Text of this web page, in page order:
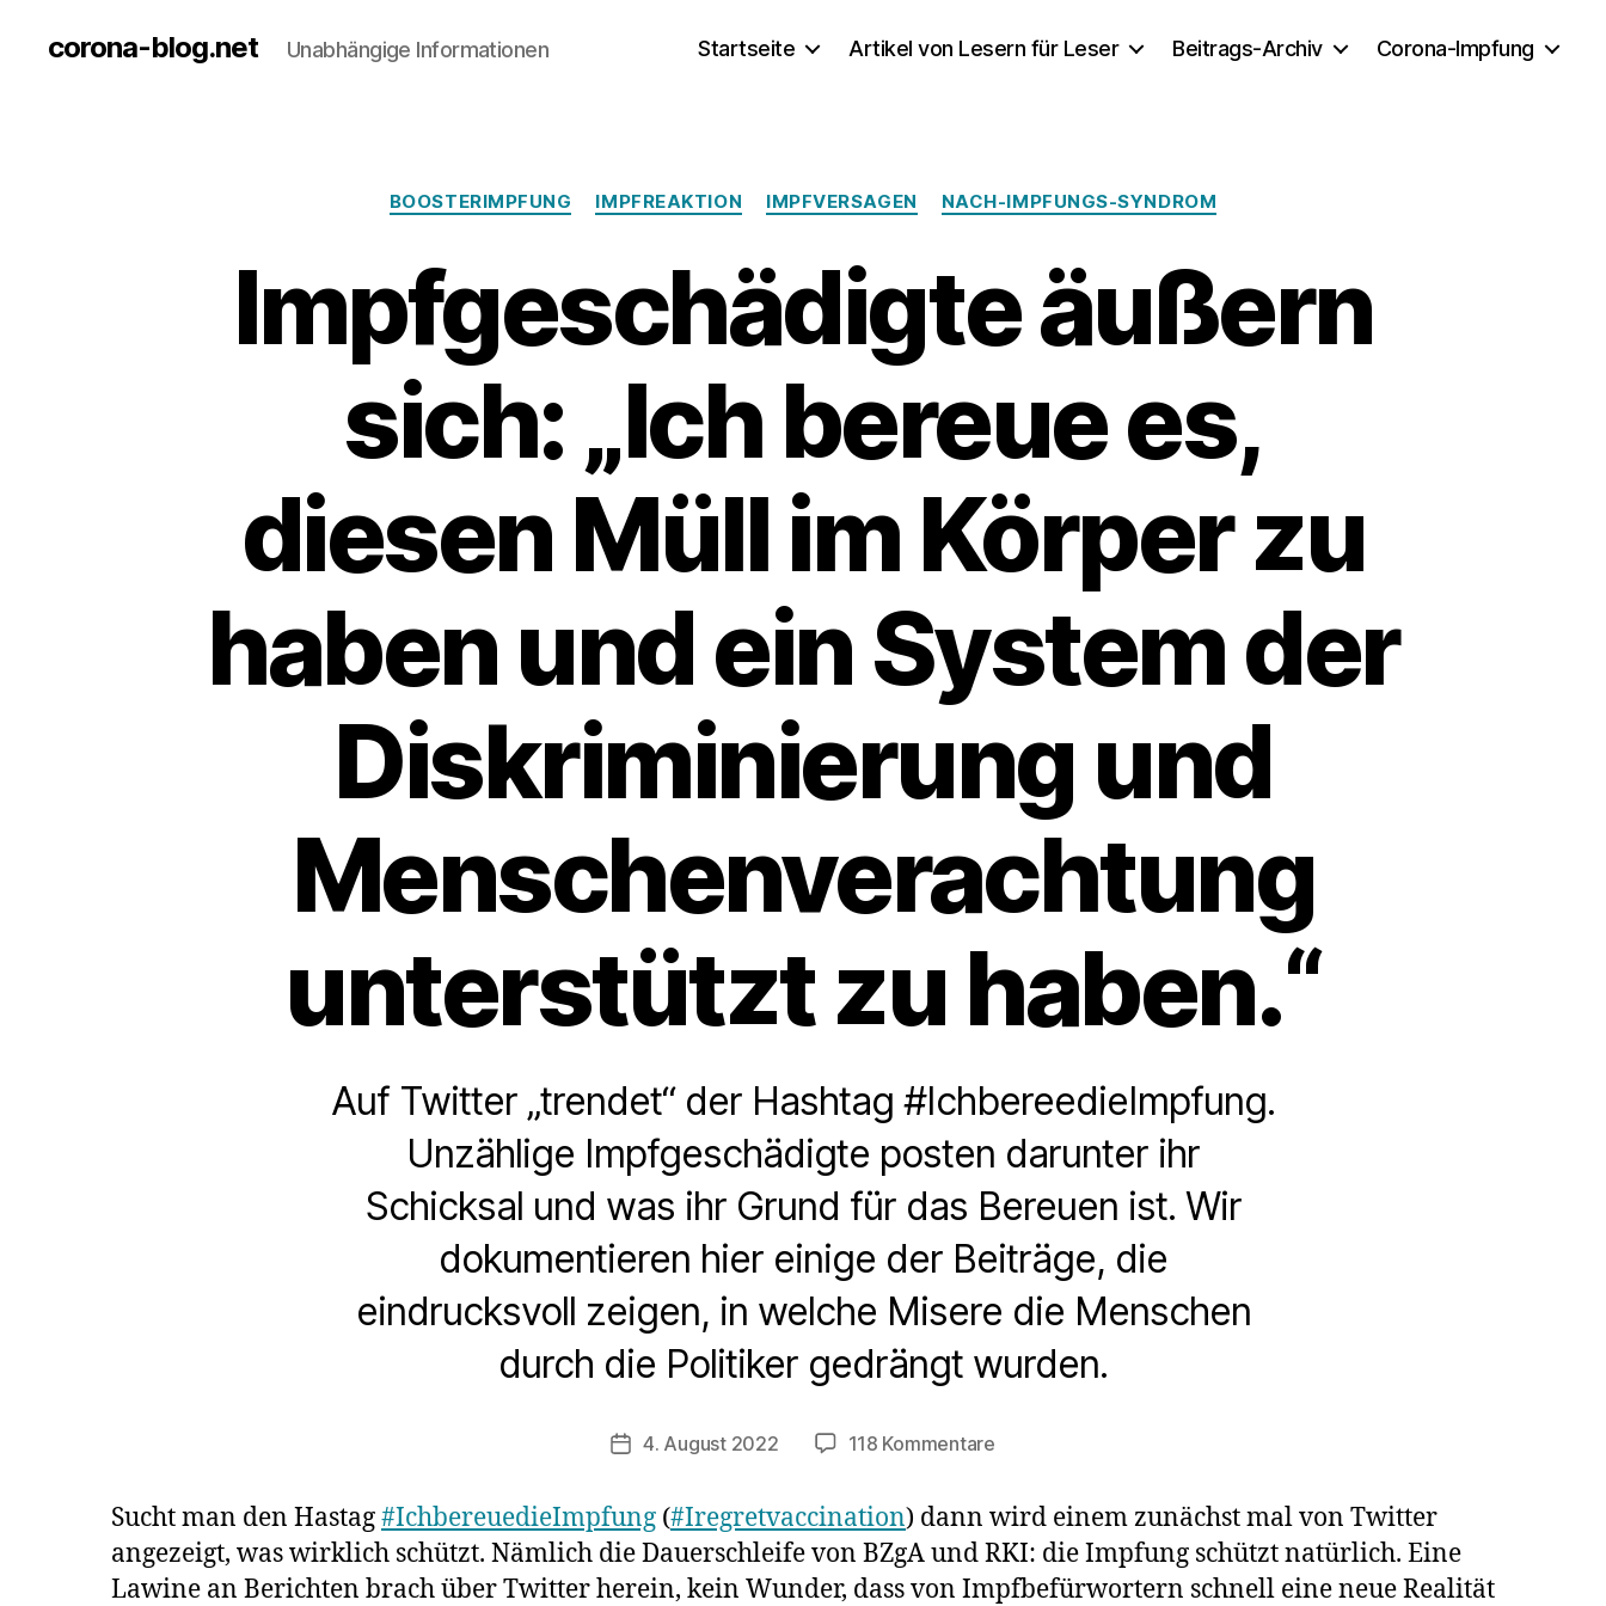
corona-blog.net Unabhängige Informationen Startseite Artikel von Lesern für Leser Beitrags-Archiv Corona-Impfung
Kategorien
BOOSTERIMPFUNG IMPFREAKTION IMPFVERSAGEN NACH-IMPFUNGS-SYNDROM
Impfgeschädigte äußern
sich: „Ich bereue es,
diesen Müll im Körper zu
haben und ein System der
Diskriminierung und
Menschenverachtung
unterstützt zu haben.“
Auf Twitter „trendet“ der Hashtag #IchbereedieImpfung.
Unzählige Impfgeschädigte posten darunter ihr
Schicksal und was ihr Grund für das Bereuen ist. Wir
dokumentieren hier einige der Beiträge, die
eindrucksvoll zeigen, in welche Misere die Menschen
durch die Politiker gedrängt wurden.
Veröffentlichungsdatum
4. August 2022 118 Kommentarezu
sich:
„Ich
bereue
Sucht man den Hastag#IchbereuedieImpfung (#Iregretvaccination) dann wird einem zunächst mal von Twitter
angezeigt, was wirklich schützt. Nämlich die Dauerschleife von BZgA und RKI: die Impfung schützt natürlich. Eine
Lawine an Berichten brach über Twitter herein, kein Wunder, dass von Impfbefürwortern schnell eine neue Realität